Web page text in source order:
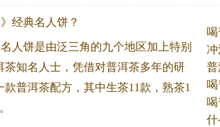
什
经典名人饼？
名人饼是由泛三角的九个地区加上特别
茶知名人士，凭借对普洱茶多年的研
款普洱茶配方，其中生茶11款，熟茶1